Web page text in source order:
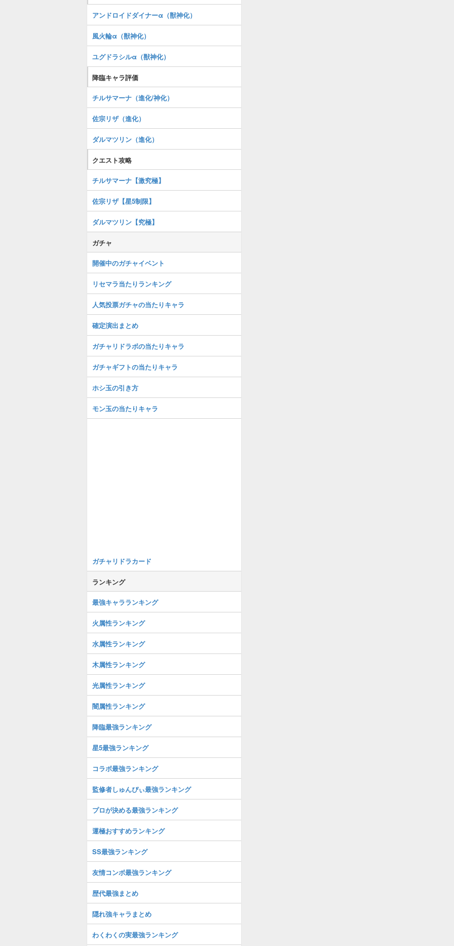
アンドロイドダイナーα（獣神化）
風火輪α（獣神化）
ユグドラシルα（獣神化）
降臨キャラ評価
チルサマーナ（進化/神化）
佐宗リザ（進化）
ダルマツリン（進化）
クエスト攻略
チルサマーナ【激究極】
佐宗リザ【星5制限】
ダルマツリン【究極】
ガチャ
開催中のガチャイベント
リセマラ当たりランキング
人気投票ガチャの当たりキャラ
確定演出まとめ
ガチャリドラボの当たりキャラ
ガチャギフトの当たりキャラ
ホシ玉の引き方
モン玉の当たりキャラ
ガチャリドラカード
ランキング
最強キャラランキング
火属性ランキング
水属性ランキング
木属性ランキング
光属性ランキング
闇属性ランキング
降臨最強ランキング
星5最強ランキング
コラボ最強ランキング
監修者しゅんぴぃ最強ランキング
プロが決める最強ランキング
運極おすすめランキング
SS最強ランキング
友情コンボ最強ランキング
歴代最強まとめ
隠れ強キャラまとめ
わくわくの実最強ランキング